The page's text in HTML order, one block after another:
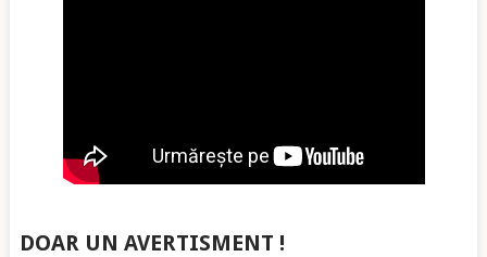
DOAR UN AVERTISMENT !